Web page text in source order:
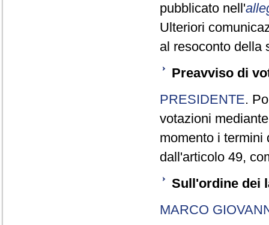
pubblicato nell'
Ulteriori
al resoconto della
Preavviso di
PRESIDENTE.
votazioni
momento i termini
dall'articolo 49,
Sull'ordine dei
MARCO